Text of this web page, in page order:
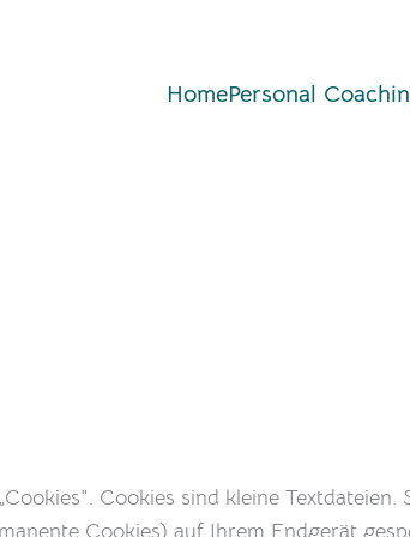
HomePersonal
Cookies sind kleine
Cookies) auf Ihrem Endgerät